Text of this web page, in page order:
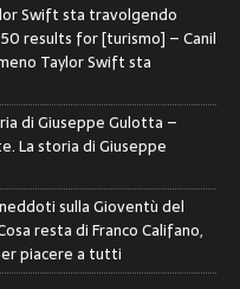
Swift sta travolgendo
results for [turismo] – Canil
Taylor Swift sta
di Giuseppe Gulotta –
La storia di Giuseppe
sulla Gioventù del
resta di Franco Califano,
piacere a tutti